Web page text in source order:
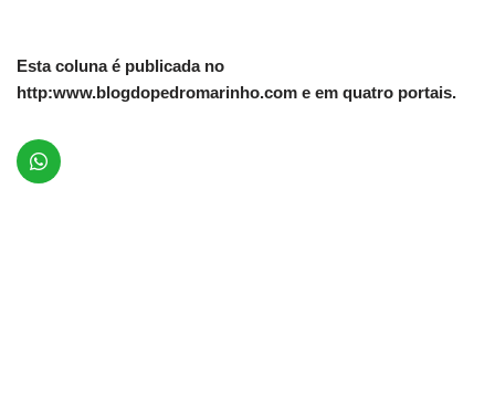
Esta coluna é publicada no
http:www.blogdopedromarinho.com e em quatro portais.